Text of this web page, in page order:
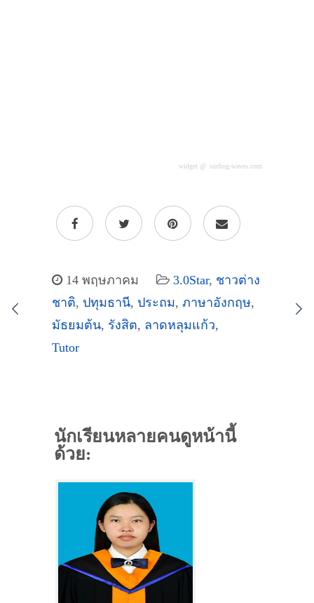
widget @ surfing-waves.com
14 พฤษภาคม 3.0Star, ชาวต่าง
ชาติ, ปทุมธานี, ประถม, ภาษาอังกฤษ,
มัธยมต้น, รังสิต, ลาดหลุมแก้ว,
Tutor
นักเรียนหลายคนดูหน้านี้
ด้วย: